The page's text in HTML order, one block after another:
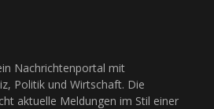
Nachrichtenportal mit
Politik und Wirtschaft. Die
aktuelle Meldungen im Stil einer